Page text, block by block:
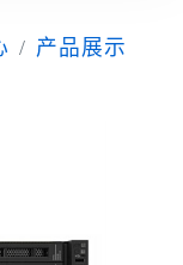
产品展示